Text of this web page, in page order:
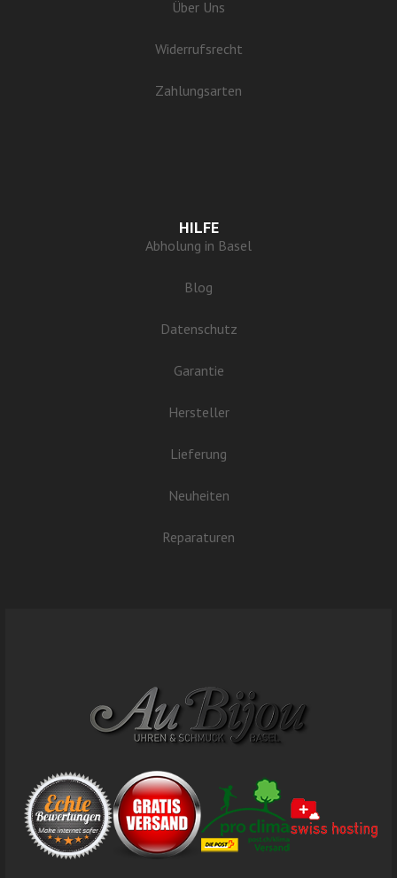
Über Uns
Widerrufsrecht
Zahlungsarten
HILFE
Abholung in Basel
Blog
Datenschutz
Garantie
Hersteller
Lieferung
Neuheiten
Reparaturen